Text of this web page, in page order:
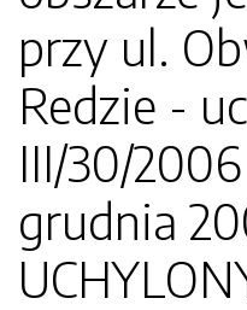
przy ul.
Redzie -
III/30/
grudnia